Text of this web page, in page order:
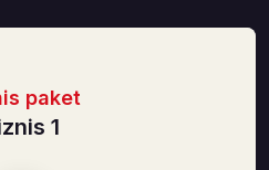
paket
1